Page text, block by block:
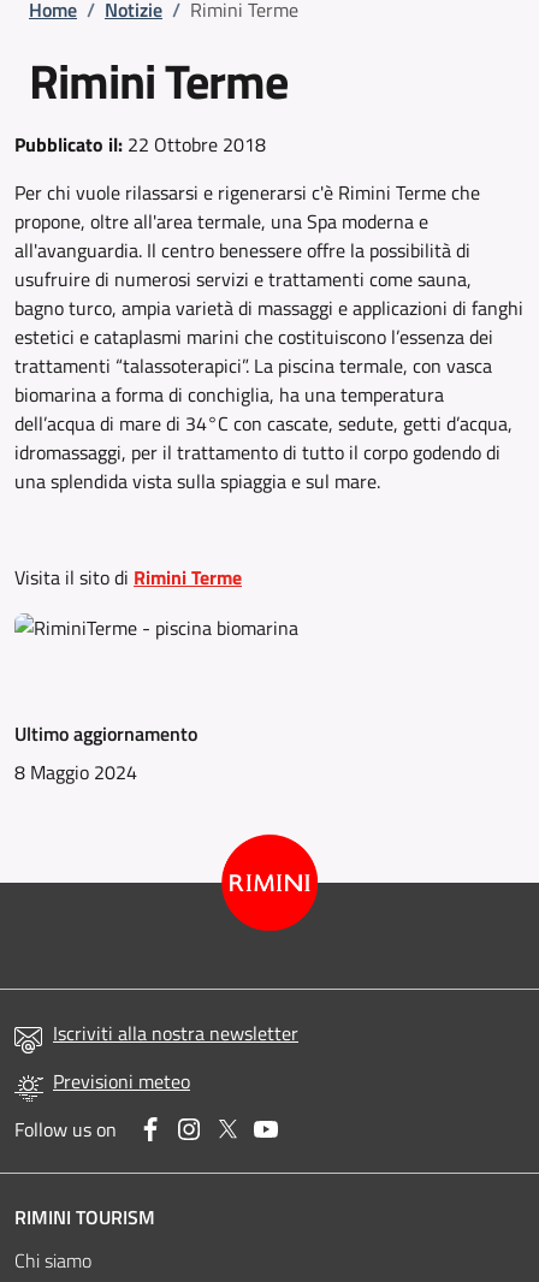
Home / Notizie / Rimini Terme
Rimini Terme
Pubblicato il: 22 Ottobre 2018
Per chi vuole rilassarsi e rigenerarsi c'è Rimini Terme che
propone, oltre all'area termale, una Spa moderna e
all'avanguardia. Il centro benessere offre la possibilità di
usufruire di numerosi servizi e trattamenti come sauna,
bagno turco, ampia varietà di massaggi e applicazioni di fanghi
estetici e cataplasmi marini che costituiscono l’essenza dei
trattamenti “talassoterapici”. La piscina termale, con vasca
biomarina a forma di conchiglia, ha una temperatura
dell’acqua di mare di 34°C con cascate, sedute, getti d’acqua,
idromassaggi, per il trattamento di tutto il corpo godendo di
una splendida vista sulla spiaggia e sul mare.
Visita il sito di Rimini Terme
Ultimo aggiornamento
8 Maggio 2024
Iscriviti alla nostra newsletter
Previsioni meteo
Follow us on
FacebookInstagram
Twitter
RIMINI TOURISM
Chi siamo